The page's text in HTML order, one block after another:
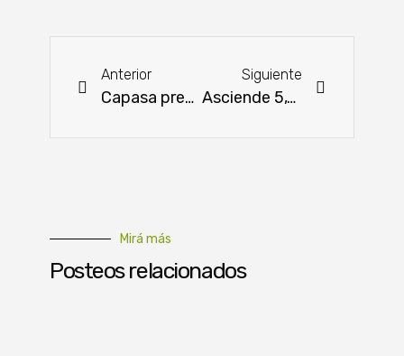
Anterior
Capasa presenta el añejo especial «Mariscal» por los héroes paraguayos
Siguiente
Asciende 5,1 % la importación de vehículos livianos al mes de enero
Mirá más
Posteos relacionados